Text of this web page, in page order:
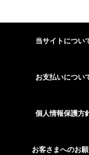
当サイトについ
お支払いについ
個人情報保護方
お客さまへのお